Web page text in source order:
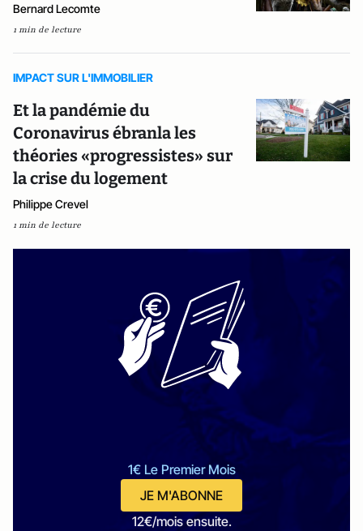
Bernard Lecomte
1 min de lecture
IMPACT SUR L'IMMOBILIER
Et la pandémie du
Coronavirus ébranla les
théories «progressistes» sur
la crise du logement
Philippe Crevel
1 min de lecture
1€ Le Premier Mois
JE M'ABONNE
12€/mois ensuite.